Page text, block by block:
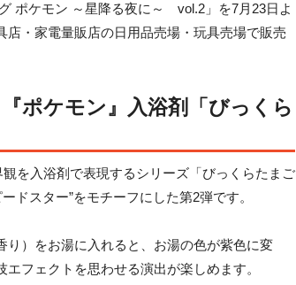
ポケモン ～星降る夜に～ vol.2」を7月23日よ
・家電量販店の日用品売場・玩具売場で販売
ポケモン』入浴剤「びっくら
観を入浴剤で表現するシリーズ「びっくらたまご
ドスター”をモチーフにした第2弾です。
）をお湯に入れると、お湯の色が紫色に変
フェクトを思わせる演出が楽しめます。